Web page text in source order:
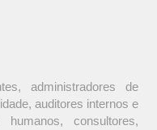
administradores de
auditores internos e
consultores,